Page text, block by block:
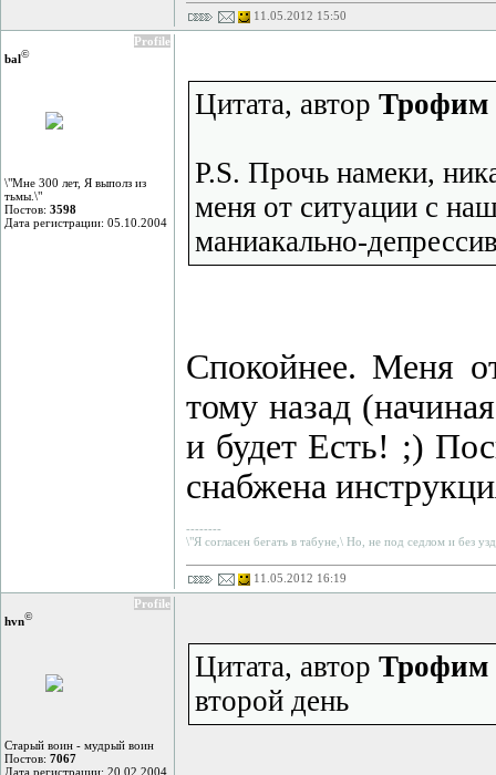
11.05.2012 15:50
Profile
bal©
\"Мне 300 лет, Я выполз из
тьмы.\"
Постов: 3598
Дата регистрации: 05.10.2004
Цитата, автор Трофим
P.S. Прочь намеки,
меня от ситуации с
маниакально-
Спокойнее. Меня
тому назад
и будет Есть! ;)
снабжена
--------
\"Я согласен бегать в табуне,\ Но, не под седлом и без
11.05.2012 16:19
Profile
hvn©
Старый воин - мудрый воин
Постов: 7067
Дата регистрации: 20.02.2004
Цитата, автор Трофим
второй день